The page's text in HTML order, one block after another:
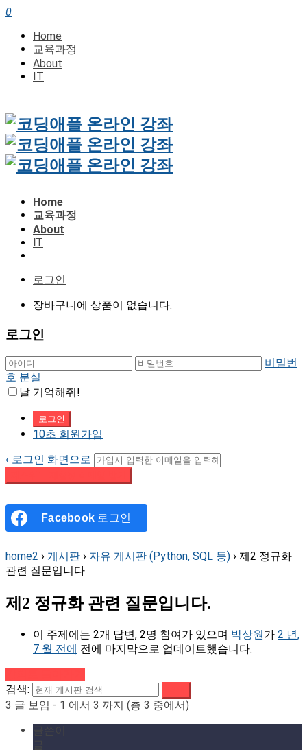
0
Home
교육과정
About
IT
Home
교육과정
About
IT
로그인
장바구니에 상품이 없습니다.
로그인
비밀번
호 분실
날 기억해줘!
10초 회원가입
‹ 로그인 화면으로
Facebook 로그인
home2 › 게시판 › 자유 게시판 (Python, SQL 등) › 제2 정규화
관련 질문입니다.
제2 정규화 관련 질문입니다.
이 주제에는 2개 답변, 2명 참여가 있으며 박상원가 2 년,
7 월 전에 전에 마지막으로 업데이트했습니다.
검색:
3 글 보임 - 1 에서 3 까지 (총 3 중에서)